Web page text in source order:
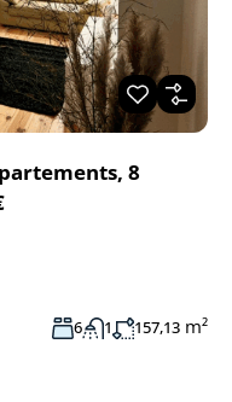
8
6 1 157,13 m²